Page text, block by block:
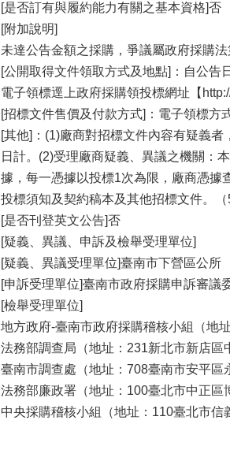
[是否訂有與履約能力有關之基本資格]否
[附加說明]
未達公告金額之採購，爭議屬政府採購
[公開取得文件領取方式及地點]：自公告
電子領標逕上政府採購領投標網址【
[招標文件售價及付款方式]：電子領標方
[其他]：(1)廠商對招標文件內容有疑義
日計。(2)受理廠商疑義、異議之機關：
據，每一憑據以投標1次為限，廠商憑據
投標須知及契約稿本及其他招標文件。
[是否刊登英文公告]否
[疑義、異議、申訴及檢舉受理單位]
[疑義、異議受理單位]臺南市下營區公所
[申訴受理單位]臺南市政府採購申訴審議
[檢舉受理單位]
地方政府-臺南市政府採購稽核小組（地
法務部調查局（地址：231新北市新店區
臺南市調查處（地址：708臺南市安平區
法務部廉政署（地址：100臺北市中正區
中央採購稽核小組（地址：110臺北市信